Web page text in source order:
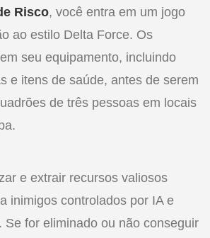
Risco, você entra em um jogo
ao estilo Delta Force. Os
seu equipamento, incluindo
e itens de saúde, antes de serem
de três pessoas em locais
e extrair recursos valiosos
inimigos controlados por IA e
Se for eliminado ou não conseguir